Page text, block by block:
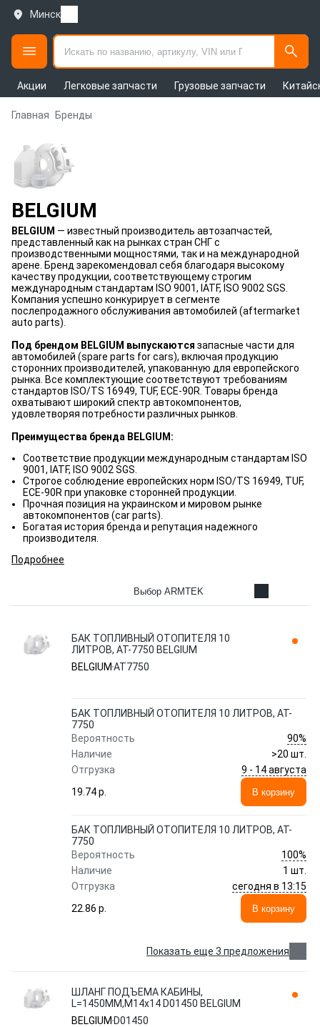
Минск
Акции Легковые запчасти Грузовые запчасти
Главная Бренды
BELGIUM
BELGIUM — известный производитель автозапчастей,
представленный как на рынках стран СНГ с
производственными мощностями, так и на международной
арене. Бренд зарекомендовал себя благодаря высокому
качеству продукции, соответствующему строгим
международным стандартам ISO 9001, IATF, ISO 9002 SGS.
Компания успешно конкурирует в сегменте
послепродажного обслуживания автомобилей (aftermarket
auto parts).
Под брендом BELGIUM выпускаются запасные части для
автомобилей (spare parts for cars), включая продукцию
сторонних производителей, упакованную для европейского
рынка. Все комплектующие соответствуют требованиям
стандартов ISO/TS 16949, TUF, ECE-90R. Товары бренда
охватывают широкий спектр автокомпонентов,
удовлетворяя потребности различных рынков.
Преимущества бренда BELGIUM:
Соответствие продукции международным стандартам ISO
9001, IATF, ISO 9002 SGS.
Строгое соблюдение европейских норм ISO/TS 16949, TUF,
ECE-90R при упаковке сторонней продукции.
Прочная позиция на украинском и мировом рынке
автокомпонентов (car parts).
Богатая история бренда и репутация надежного
производителя.
Подробнее
Выбор ARMTEK
БАК ТОПЛИВНЫЙ ОТОПИТЕЛЯ 10
ЛИТРОВ, AT-7750 BELGIUM
BELGIUM AT7750
БАК ТОПЛИВНЫЙ ОТОПИТЕЛЯ 10 ЛИТРОВ, AT-
7750
Вероятность
90%
Наличие
>20 шт.
Отгрузка
9 - 14 августа
19.74 p.
В корзину
БАК ТОПЛИВНЫЙ ОТОПИТЕЛЯ 10 ЛИТРОВ, AT-
7750
Вероятность
100%
Наличие
1 шт.
Отгрузка
сегодня в 13:15
22.86 p.
В корзину
Показать еще 3 предложения
ШЛАНГ ПОДЪЕМА КАБИНЫ,
L=1450MM,M14x14 D01450 BELGIUM
BELGIUM D01450